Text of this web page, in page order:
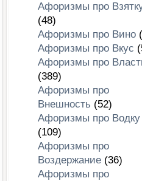
Афоризмы про
(48)
Афоризмы про Вино
Афоризмы про Вкус
Афоризмы про
(389)
Афоризмы про
Внешность (52)
Афоризмы про Водку
(109)
Афоризмы про
Воздержание(36)
Афоризмы про